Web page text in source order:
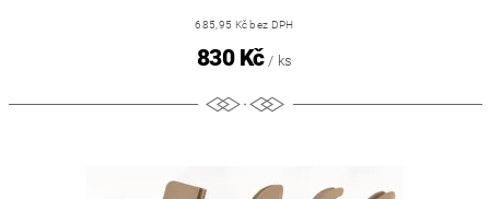
685,95 Kč bez DPH
830 Kč / ks